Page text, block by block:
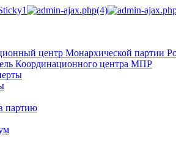
центр Монархической партии
Координационного центра МПР
партию